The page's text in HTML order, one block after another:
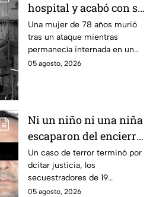
hospital y acabó con su
vida: Hombre habría
asfixiado a su suegra
mientras estaba
internada en Veracruz
Una mujer de 78 años murió
tras un ataque mientras
permanecía internada en un
hospital de Veracruz;
05 agosto, 2026
Ni un niño ni una niña
escaparon del encierro:
así cayó la pareja que
retenía a 19 migrantes
en Puebla
Un caso de terror terminó por
dcitar justicia, los
secuestradores de 19
migrantes recibieron una
05 agosto, 2026